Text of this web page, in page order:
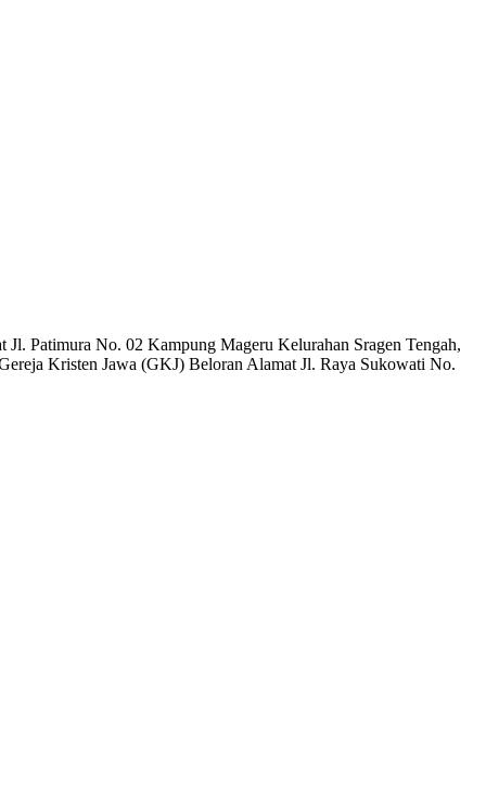
Jl. Patimura No. 02 Kampung Mageru Kelurahan Sragen Tengah,
Kristen Jawa (GKJ) Beloran Alamat Jl. Raya Sukowati No.